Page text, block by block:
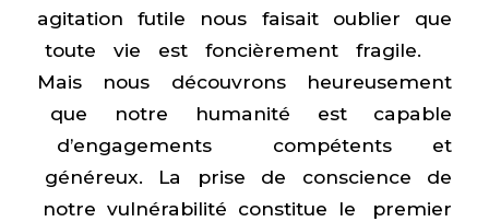
agitation futile nous faisait oublier que
toute vie est foncièrement fragile.
Mais nous découvrons heureusement
que notre humanité est capable
d’engagements compétents et
généreux. La prise de conscience de
notre vulnérabilité constitue le premier